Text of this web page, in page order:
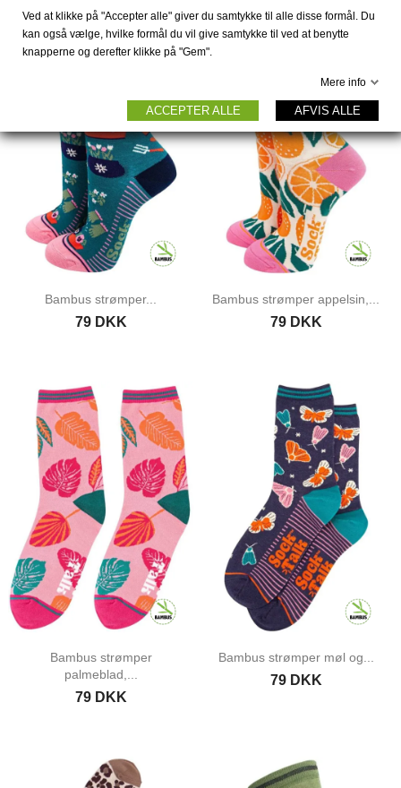
Bambus strømper...
79 DKK
Bambus strømper appelsin,...
79 DKK
Bambus strømper
palmeblad,...
79 DKK
Bambus strømper møl og...
79 DKK
Ved at klikke på "Accepter alle" giver du samtykke til alle disse formål. Du
kan også vælge, hvilke formål du vil give samtykke til ved at benytte
knapperne og derefter klikke på "Gem".
Mere info
ACCEPTER ALLE AFVIS ALLE